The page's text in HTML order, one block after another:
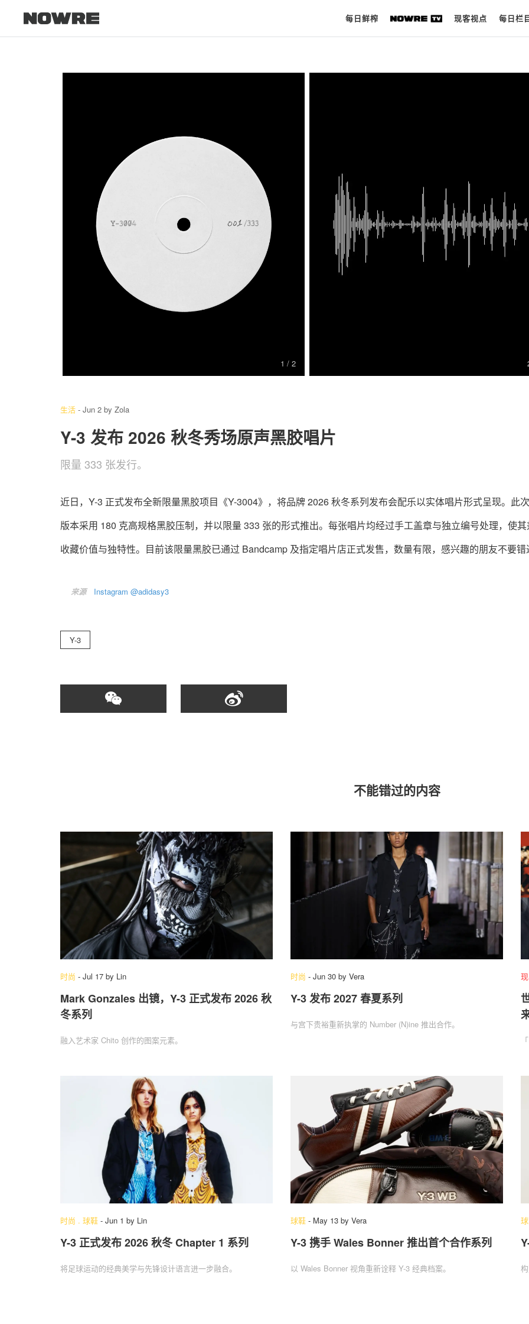
每日鲜榨 现客视点 每日栏
1 / 2
生活 - Jun 2 by Zola
Y-3 发布 2026 秋冬秀场原声黑胶唱片
限量 333 张发行。
近日，Y-3 正式发布全新限量黑胶项目《Y-3004》，将品牌 2026 秋冬系列发布会配乐以实体唱片形式呈现。此
版本采用 180 克高规格黑胶压制，并以限量 333 张的形式推出。每张唱片均经过手工盖章与独立编号处理，使
收藏价值与独特性。目前该限量黑胶已通过 Bandcamp 及指定唱片店正式发售，数量有限，感兴趣的朋友不要错
来源 Instagram @adidasy3
Y-3
不能错过的内容
时尚 - Jul 17 by Lin
Mark Gonzales 出镜，Y-3 正式发布 2026 秋
冬系列
融入艺术家 Chito 创作的图案元素。
时尚 - Jun 30 by Vera
Y-3 发布 2027 春夏系列
与宫下贵裕重新执掌的 Number (N)ine 推出合作。
时尚 . 球鞋 - Jun 1 by Lin
Y-3 正式发布 2026 秋冬 Chapter 1 系列
将足球运动的经典美学与先锋设计语言进一步融合。
球鞋 - May 13 by Vera
Y-3 携手 Wales Bonner 推出首个合作系列
以 Wales Bonner 视角重新诠释 Y-3 经典档案。